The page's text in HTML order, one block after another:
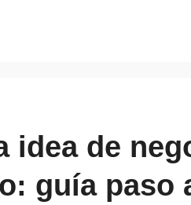
idea de
guía paso